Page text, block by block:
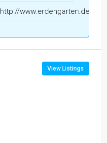
http://www.erdengarten.de
View Listings